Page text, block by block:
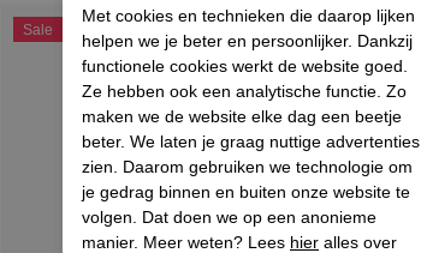
Sale
Met cookies en technieken die daarop lijken
helpen we je beter en persoonlijker. Dankzij
functionele cookies werkt de website goed.
Ze hebben ook een analytische functie. Zo
maken we de website elke dag een beetje
beter. We laten je graag nuttige advertenties
zien. Daarom gebruiken we technologie om
je gedrag binnen en buiten onze website te
volgen. Dat doen we op een anonieme
manier. Meer weten? Lees hier alles over